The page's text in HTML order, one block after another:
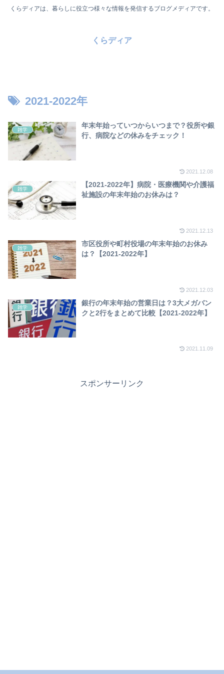
くらディアは、暮らしに役立つ様々な情報を発信するブログメディアです。
くらディア
2021-2022年
雑学
年末年始っていつからいつまで？役所や銀
行、病院などの休みをチェック！
2021.12.08
雑学
【2021-2022年】病院・医療機関や介護福
祉施設の年末年始のお休みは？
2021.12.13
雑学
市区役所や町村役場の年末年始のお休み
は？【2021-2022年】
2021.12.03
雑学
銀行の年末年始の営業日は？3大メガバン
クと2行をまとめて比較【2021-2022年】
2021.11.09
スポンサーリンク